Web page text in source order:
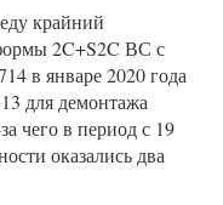
крайний
2C+S2C ВС с
в январе 2020 года
для демонтажа
чего в период с 19
оказались два